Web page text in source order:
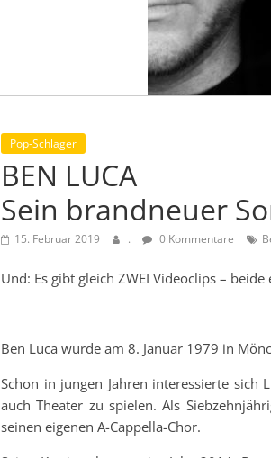
Pop-Schlager
BEN LUCA
Sein brandneuer
15. Februar 2019 . 0 Kommentare
Und: Es gibt gleich ZWEI Videoclips –
Ben Luca wurde am 8. Januar 1979 in
Schon in jungen Jahren interessierte sich
auch Theater zu spielen. Als
seinen eigenen A-Cappella-Chor.